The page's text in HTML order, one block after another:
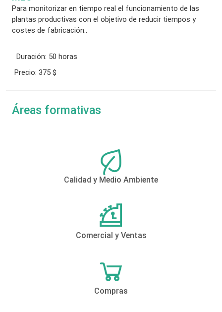
Para monitorizar en tiempo real el funcionamiento de las
plantas productivas con el objetivo de reducir tiempos y
costes de fabricación..
Duración: 50 horas
Precio: 375 $
Áreas formativas
Calidad y Medio Ambiente
Comercial y Ventas
Compras